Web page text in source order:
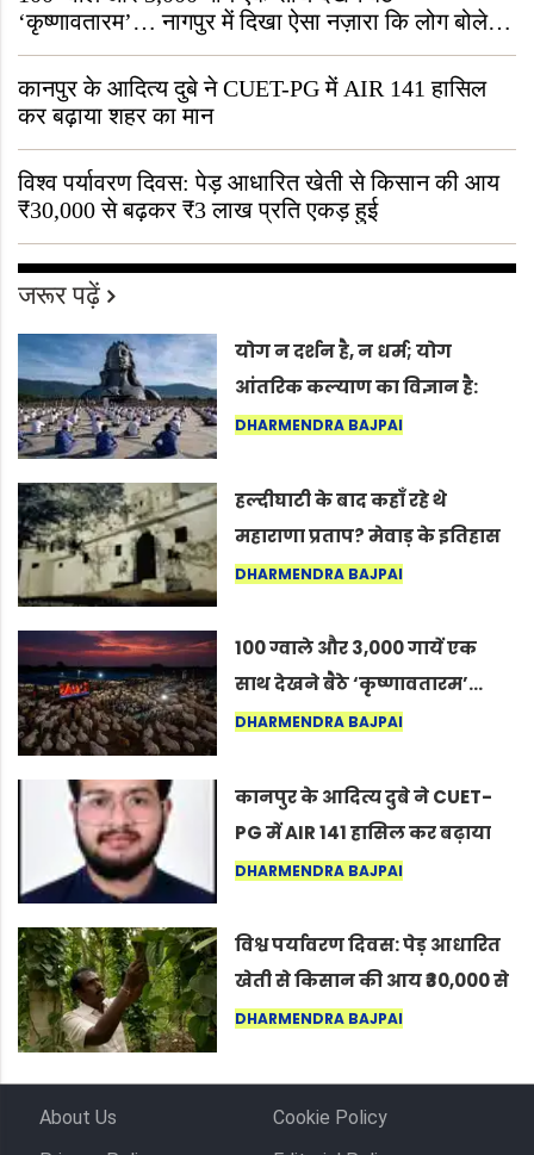
‘कृष्णावतारम’… नागपुर में दिखा ऐसा नज़ारा कि लोग बोले,
“ऐसा तो सिर्फ़ कृष्ण ही कर सकते हैं”
कानपुर के आदित्य दुबे ने CUET-PG में AIR 141 हासिल
कर बढ़ाया शहर का मान
विश्व पर्यावरण दिवस: पेड़ आधारित खेती से किसान की आय
₹30,000 से बढ़कर ₹3 लाख प्रति एकड़ हुई
जरूर पढ़ें
योग न दर्शन है, न धर्म; योग
आंतरिक कल्याण का विज्ञान है:
अंतरराष्ट्रीय योग दिवस 2026 पर
DHARMENDRA BAJPAI
हल्दीघाटी के बाद कहाँ रहे थे
महाराणा प्रताप? मेवाड़ के इतिहास
का वह अनकहा अध्याय जो आज भी
DHARMENDRA BAJPAI
100 ग्वाले और 3,000 गायें एक
साथ देखने बैठे ‘कृष्णावतारम’…
नागपुर में दिखा ऐसा नज़ारा कि
कर सकते हैं”
DHARMENDRA BAJPAI
कानपुर के आदित्य दुबे ने CUET-
PG में AIR 141 हासिल कर बढ़ाया
शहर का मान
DHARMENDRA BAJPAI
विश्व पर्यावरण दिवस: पेड़ आधारित
खेती से किसान की आय ₹30,000 से
बढ़कर ₹3 लाख प्रति एकड़ हुई
DHARMENDRA BAJPAI
About Us
Cookie Policy